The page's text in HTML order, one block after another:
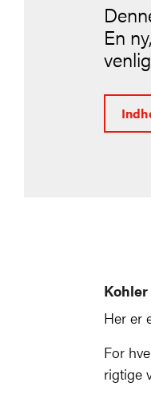
En
Her er
For
rigtige